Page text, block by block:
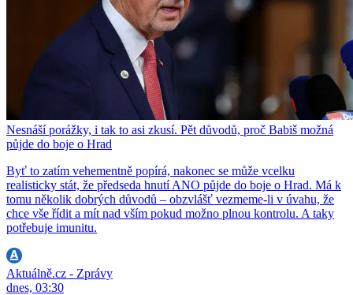
Nesnáší porážky, i tak to asi zkusí. Pět důvodů, proč Babiš možná
půjde do boje o Hrad
Byť to zatím vehementně popírá, nakonec se může vcelku
realisticky stát, že předseda hnutí ANO půjde do boje o Hrad. Má k
tomu několik dobrých důvodů – obzvlášť vezmeme-li v úvahu, že
chce vše řídit a mít nad vším pokud možno plnou kontrolu. A taky
potřebuje imunitu.
Aktuálně.cz - Zprávy
dnes, 03:30